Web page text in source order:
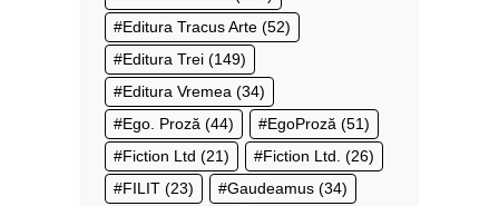
Editura Tracus Arte (52)
Editura Trei (149)
Editura Vremea (34)
Ego. Proză (44) EgoProză (51)
Fiction Ltd (21) Fiction Ltd. (26)
FILIT (23) Gaudeamus (34)